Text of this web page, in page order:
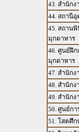
43. สำนัก
44. สถานี
45. สถาน
มุกดาหาร
46. ศูนย์ฝึ
มุกดาหาร
47. สำนักง
48. สำนัก
49. สำนัก
50. ศูนย์ก
51. โสตศึ